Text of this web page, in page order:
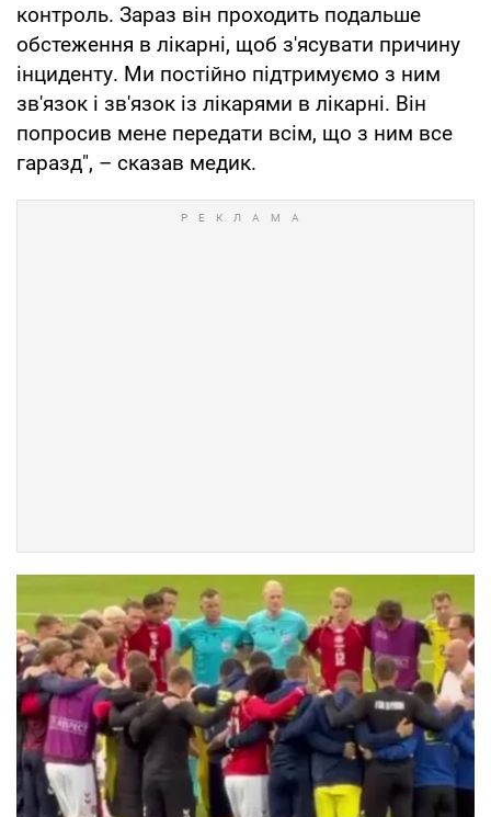
контроль. Зараз він проходить подальше
обстеження в лікарні, щоб з'ясувати причину
інциденту. Ми постійно підтримуємо з ним
зв'язок і зв'язок із лікарями в лікарні. Він
попросив мене передати всім, що з ним все
гаразд", – сказав медик.